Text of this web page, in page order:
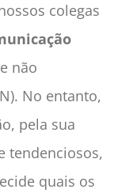
colegas
não
No entanto,
pela sua
tendenciosos,
quais os